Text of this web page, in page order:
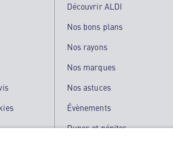
Découvrir ALDI
Nos bons plans
Nos rayons
Nos marques
Nos astuces
Évènements
Dupes et pépites